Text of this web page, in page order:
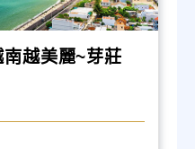
南越美麗~芽莊